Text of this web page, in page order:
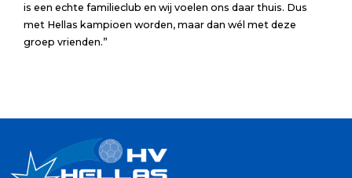
is een echte familieclub en wij voelen ons daar thuis. Dus
met Hellas kampioen worden, maar dan wél met deze
groep vrienden.”